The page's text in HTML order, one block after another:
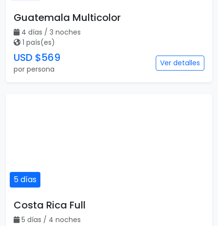
Guatemala Multicolor
4 días / 3 noches
1 país(es)
USD $569
por persona
Ver detalles
5 días
Costa Rica Full
5 días / 4 noches